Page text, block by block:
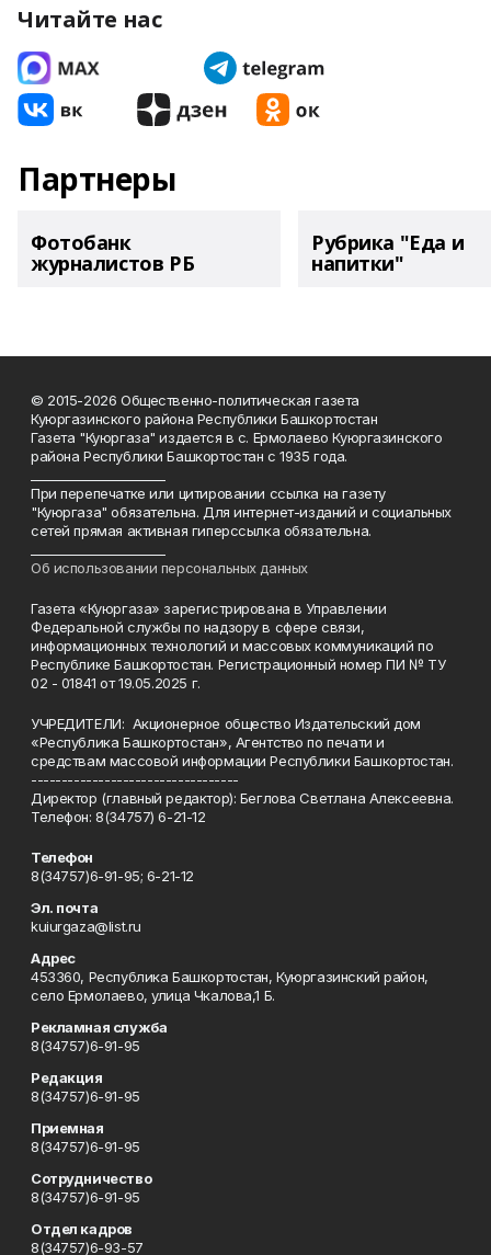
Читайте нас
Партнеры
Фотобанк
журналистов РБ
Рубрика "Еда и
напитки"
© 2015-2026 Общественно-политическая газета
Куюргазинского района Республики Башкортостан
Газета "Куюргаза" издается в с. Ермолаево Куюргазинского
района Республики Башкортостан с 1935 года.
При перепечатке или цитировании ссылка на газету
"Куюргаза" обязательна. Для интернет-изданий и социальных
сетей прямая активная гиперссылка обязательна.
Об использовании персональных данных
Газета «Куюргаза» зарегистрирована в Управлении
Федеральной службы по надзору в сфере связи,
информационных технологий и массовых коммуникаций по
Республике Башкортостан. Регистрационный номер ПИ № ТУ
02 - 01841 от 19.05.2025 г.
УЧРЕДИТЕЛИ: Акционерное общество Издательский дом
«Республика Башкортостан», Агентство по печати и
средствам массовой информации Республики Башкортостан.
----------------------------------
Директор (главный редактор): Беглова Светлана Алексеевна.
Телефон: 8(34757) 6-21-12
Телефон
8(34757)6-91-95; 6-21-12
Эл. почта
kuiurgaza@list.ru
Адрес
453360, Республика Башкортостан, Куюргазинский район,
село Ермолаево, улица Чкалова,1 Б.
Рекламная служба
8(34757)6-91-95
Редакция
8(34757)6-91-95
Приемная
8(34757)6-91-95
Сотрудничество
8(34757)6-91-95
Отдел кадров
8(34757)6-93-57